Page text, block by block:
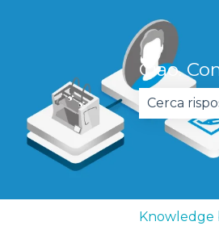
Ciao.
Non sono
Knowledge